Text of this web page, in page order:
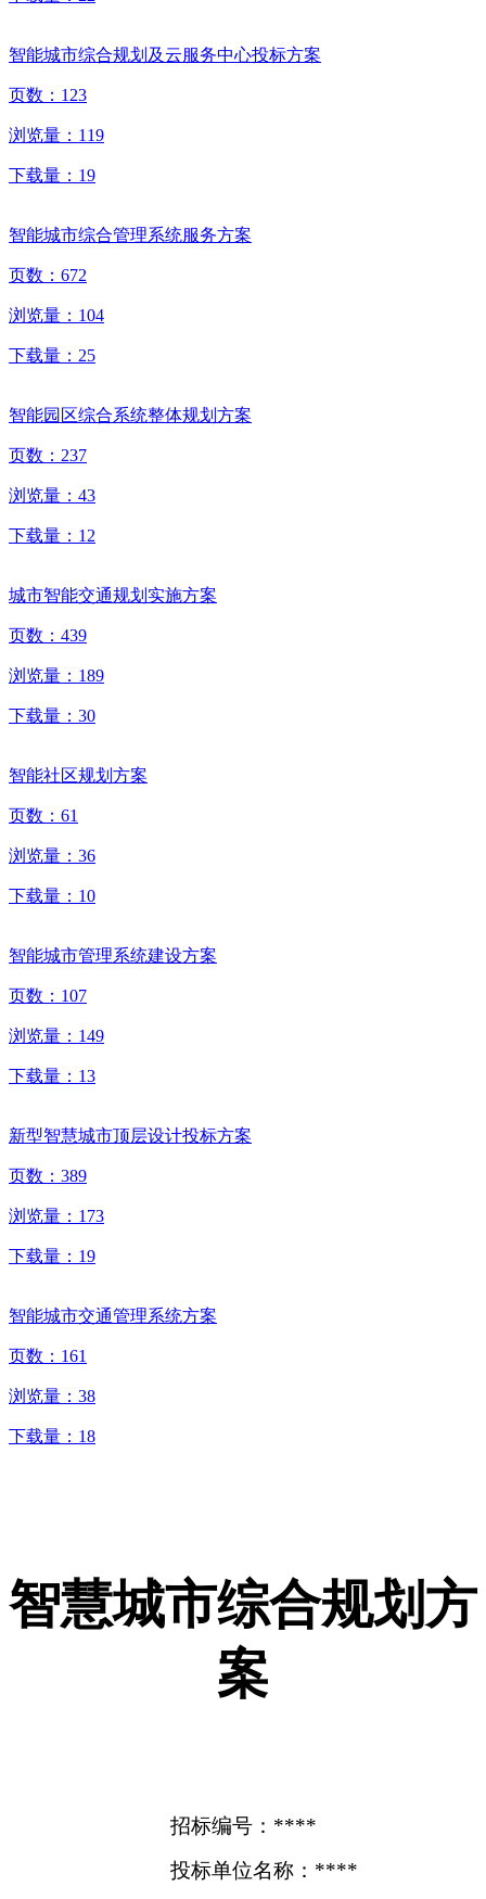
智能城市综合规划及云服务中心投标方案
页数： 123
浏览量： 119
下载量： 19
智能城市综合管理系统服务方案
页数： 672
浏览量： 104
下载量： 25
智能园区综合系统整体规划方案
页数： 237
浏览量： 43
下载量： 12
城市智能交通规划实施方案
页数： 439
浏览量： 189
下载量： 30
智能社区规划方案
页数： 61
浏览量： 36
下载量： 10
智能城市管理系统建设方案
页数： 107
浏览量： 149
下载量： 13
新型智慧城市顶层设计投标方案
页数： 389
浏览量： 173
下载量： 19
智能城市交通管理系统方案
页数： 161
浏览量： 38
下载量： 18
智慧城市综合规划方
案
招标编号：****
投标单位名称：****